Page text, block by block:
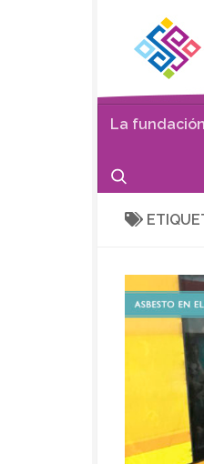
Saltar al
La fundación